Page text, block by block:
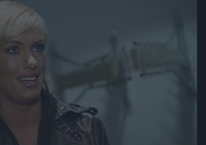
Jön még kép!